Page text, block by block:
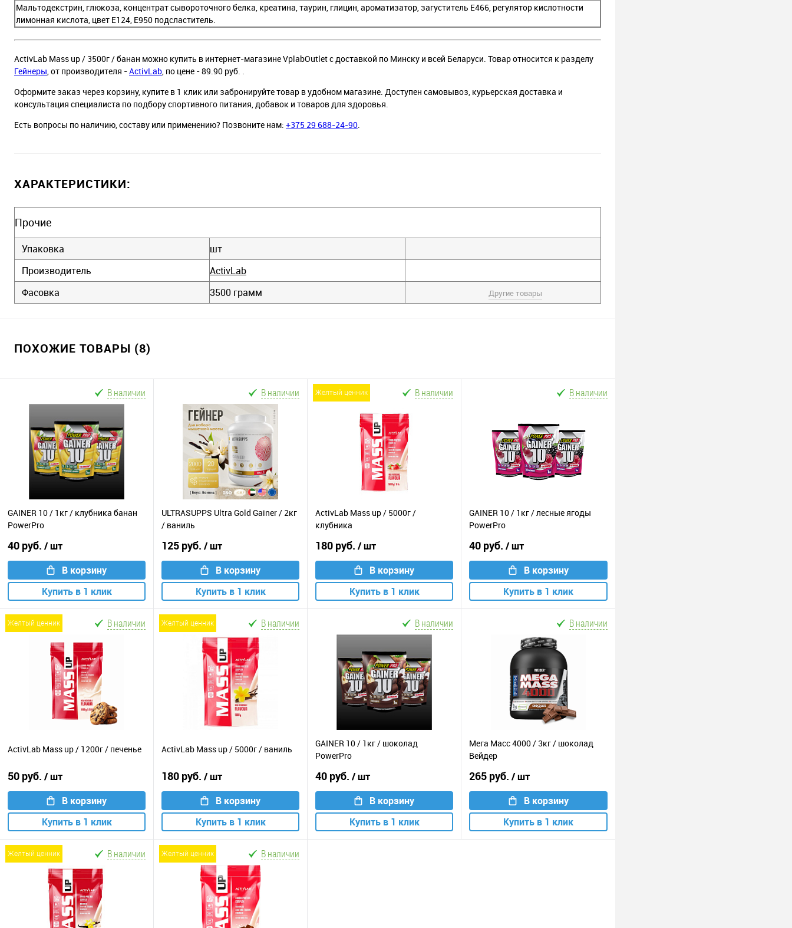
Мальтодекстрин, глюкоза, концентрат сывороточного белка, креатина, таурин, глицин, ароматизатор, загуститель E466, регулятор кислотности
лимонная кислота, цвет E124, E950 подсластитель.
ActivLab Mass up / 3500г / банан можно купить в интернет-магазине VplabOutlet с доставкой по Минску и всей Беларуси. Товар относится к разделу
Гейнеры, от производителя -ActivLab, по цене - 89.90 руб. .
Оформите заказ через корзину, купите в 1 клик или забронируйте товар в удобном магазине. Доступен самовывоз, курьерская доставка и
консультация специалиста по подбору спортивного питания, добавок и товаров для здоровья.
Есть вопросы по наличию, составу или применению? Позвоните нам: +375 29 688-24-90.
ХАРАКТЕРИСТИКИ:
Прочие
Упаковка
шт
Производитель
ActivLab
Фасовка
3500 грамм Другие товары
ПОХОЖИЕ ТОВАРЫ (8)
В наличии
GAINER 10 / 1кг / клубника банан
PowerPro
40 руб. / шт
В корзину
Купить в 1 клик
В наличии
ULTRASUPPS Ultra Gold Gainer / 2кг
/ ваниль
125 руб. / шт
В корзину
Купить в 1 клик
желтый ценник В наличии
ActivLab Mass up / 5000г /
клубника
180 руб. / шт
В корзину
Купить в 1 клик
В наличии
GAINER 10 / 1кг / лесные ягоды
PowerPro
40 руб. / шт
В корзину
Купить в 1 клик
желтый ценник В наличии
ActivLab Mass up / 1200г / печенье
50 руб. / шт
В корзину
Купить в 1 клик
желтый ценник В наличии
ActivLab Mass up / 5000г / ваниль
180 руб. / шт
В корзину
Купить в 1 клик
В наличии
GAINER 10 / 1кг / шоколад
PowerPro
40 руб. / шт
В корзину
Купить в 1 клик
В наличии
Мега Масс 4000 / 3кг / шоколад
Вейдер
265 руб. / шт
В корзину
Купить в 1 клик
желтый ценник В наличии желтый ценник В наличии